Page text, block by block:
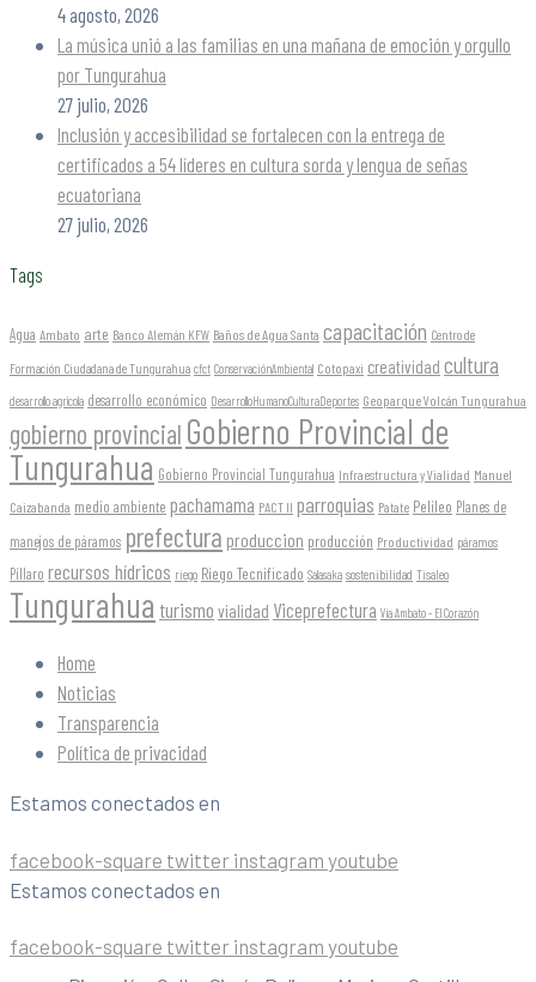
4 agosto, 2026
La música unió a las familias en una mañana de emoción y orgullo
por Tungurahua
27 julio, 2026
Inclusión y accesibilidad se fortalecen con la entrega de
certificados a 54 líderes en cultura sorda y lengua de señas
ecuatoriana
27 julio, 2026
Tags
Agua Ambato arte Banco Alemán KFW Baños de Agua Santa capacitación Centro de
Formación Ciudadana de Tungurahua cfct ConservaciónAmbiental Cotopaxi creatividad cultura
desarrollo agrícola desarrollo económico DesarrolloHumanoCulturaDeportes Geoparque Volcán Tungurahua
gobierno provincial Gobierno Provincial de
Tungurahua Gobierno Provincial Tungurahua Infraestructura y Vialidad Manuel
Caizabanda medio ambiente pachamama PACT II parroquias Patate Pelileo Planes de
manejos de páramos prefectura produccion producción Productividad páramos
Píllaro recursos hídricos riego Riego Tecnificado Salasaka sostenibilidad Tisaleo
Tungurahua turismo vialidad Viceprefectura Vía Ambato - El Corazón
Home
Noticias
Transparencia
Política de privacidad
Estamos conectados en
facebook-square twitter instagram youtube
Estamos conectados en
facebook-square twitter instagram youtube